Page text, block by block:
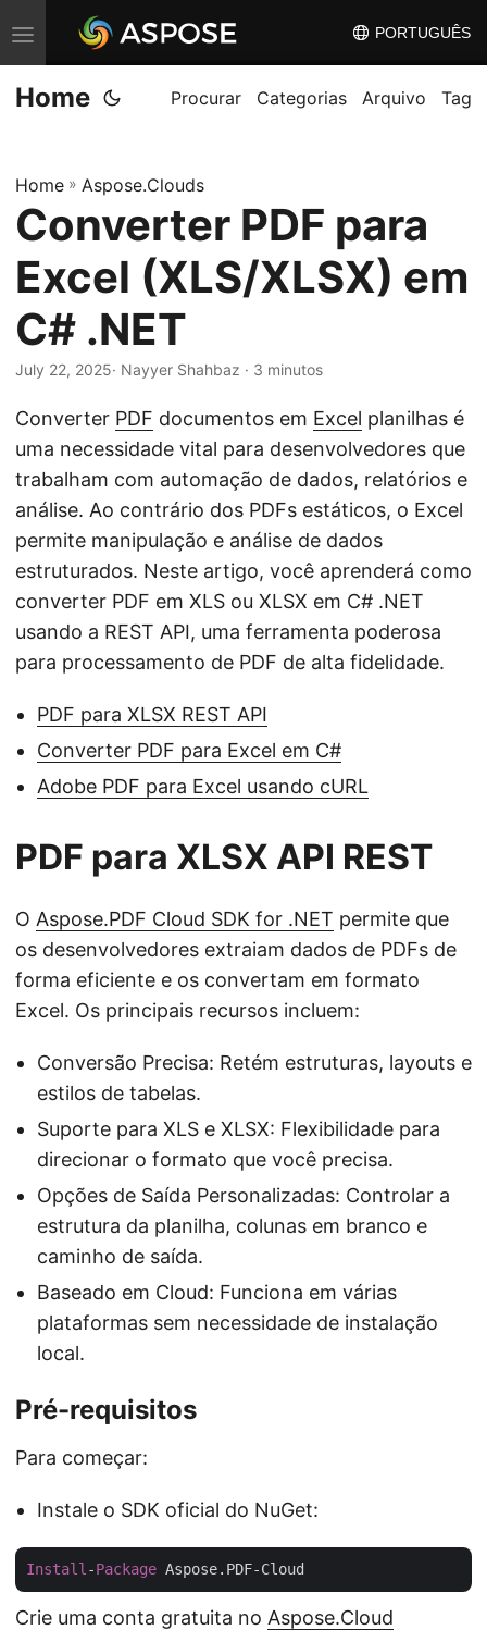
A
l
t
n
a
n
a
v
e
a
PORTUGUÊS
Home Procurar Categorias Arquivo Tag
Home » Aspose.Clouds
Converter PDF para
Excel (XLS/XLSX) em
C# .NET
July 22, 2025· Nayyer Shahbaz · 3 minutos
Converter PDF documentos em Excel planilhas é
uma necessidade vital para desenvolvedores que
trabalham com automação de dados, relatórios e
análise. Ao contrário dos PDFs estáticos, o Excel
permite manipulação e análise de dados
estruturados. Neste artigo, você aprenderá como
converter PDF em XLS ou XLSX em C# .NET
usando a REST API, uma ferramenta poderosa
para processamento de PDF de alta fidelidade.
PDF para XLSX REST API
Converter PDF para Excel em C#
Adobe PDF para Excel usando cURL
PDF para XLSX API REST
O Aspose.PDF Cloud SDK for .NET permite que
os desenvolvedores extraiam dados de PDFs de
forma eficiente e os convertam em formato
Excel. Os principais recursos incluem:
Conversão Precisa: Retém estruturas, layouts e
estilos de tabelas.
Suporte para XLS e XLSX: Flexibilidade para
direcionar o formato que você precisa.
Opções de Saída Personalizadas: Controlar a
estrutura da planilha, colunas em branco e
caminho de saída.
Baseado em Cloud: Funciona em várias
plataformas sem necessidade de instalação
local.
Pré-requisitos
Para começar:
Instale o SDK oficial do NuGet:
Install -Package
Crie uma conta gratuita no Aspose.Cloud